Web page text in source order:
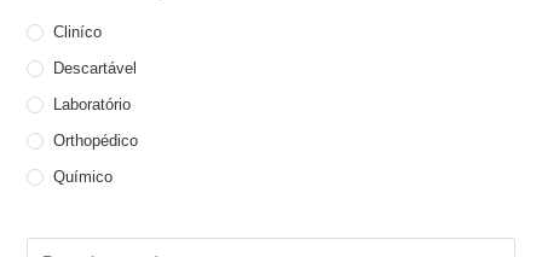
Cliníco
Descartável
Laboratório
Orthopédico
Químico